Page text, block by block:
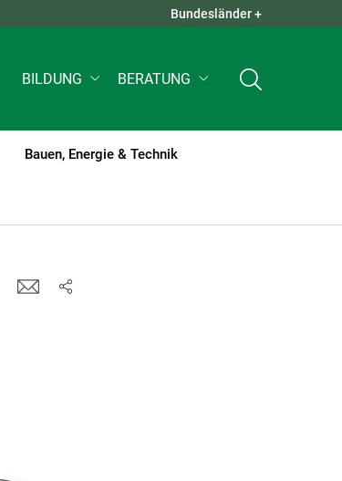
QUICK LINKS +
Bundesländer +
BILDUNG BERATUNG
Bauen, Energie & Technik